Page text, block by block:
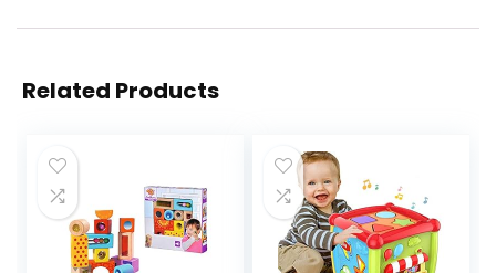
Related Products